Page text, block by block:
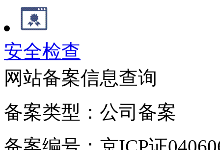
安全检查
网站备案信息查询
备案类型：公司备案